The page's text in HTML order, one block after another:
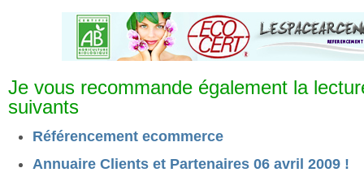
Je vous recommande également la
suivants
Référencement ecommerce
Annuaire Clients et Partenaires 06 avril 2009 !